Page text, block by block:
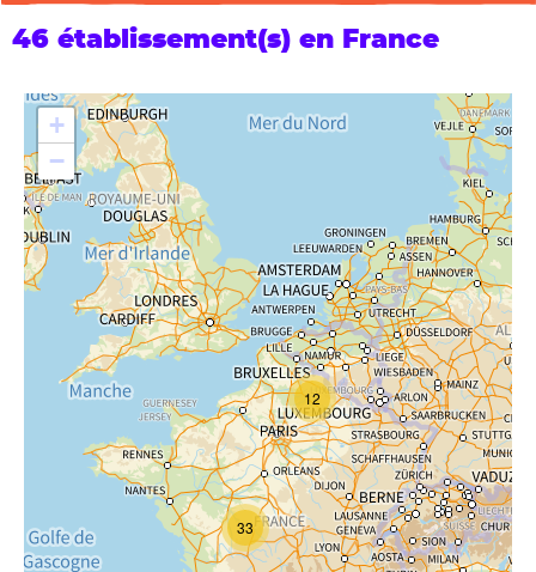
46 établissement(s) en France
12
33
+
−